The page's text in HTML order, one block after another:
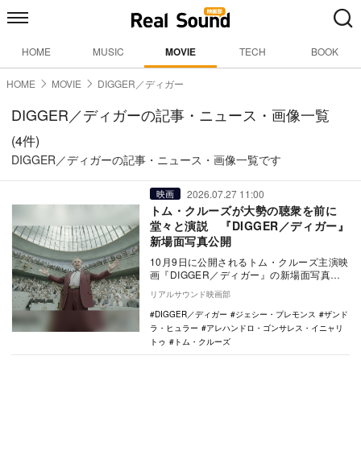
HOME MUSIC MOVIE TECH BOOK
HOME MOVIE DIGGER／ディガー
DIGGER／ディガーの記事・ニュース・画像一覧
(4件)
DIGGER／ディガーの記事・ニュース・画像一覧です
映画 2026.07.27 11:00
トム・クルーズが大勢の聴衆を前に
堂々と演説 『DIGGER／ディガー』
新場面写真公開
10月9日に公開されるトム・クルーズ主演映
画『DIGGER／ディガー』の新場面写真が
公開された。 本作は、『ミッション：イ
ン…
リアルサウンド映画部
DIGGER／ディガー
ジェシー・プレモンス
ザンド
ラ・ヒュラー
アレハンドロ・ゴンサレス・イニャリ
トゥ
トム・クルーズ